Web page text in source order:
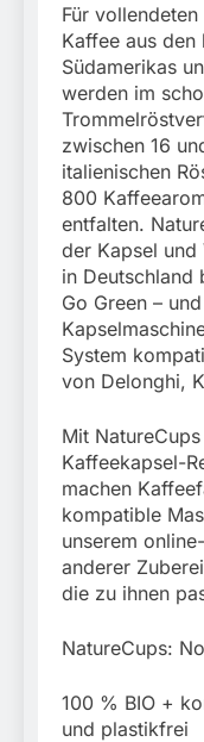
Für
Kaffee aus
Südamerikas
werden im
zwischen 16
italienischen
800
entfalten.
der Kapsel und
in Deutschland
Go Green –
System
von Delonghi,
Mit
Kaffeekapsel-
machen
kompatible
unserem
anderer
die zu ihnen
NatureCups:
100 % BIO +
und plastikfrei